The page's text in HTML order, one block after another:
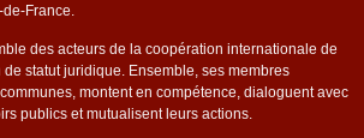
France.
des acteurs de la coopération internationale de
statut juridique. Ensemble, ses membres
montent en compétence, dialoguent avec
publics et mutualisent leurs actions.